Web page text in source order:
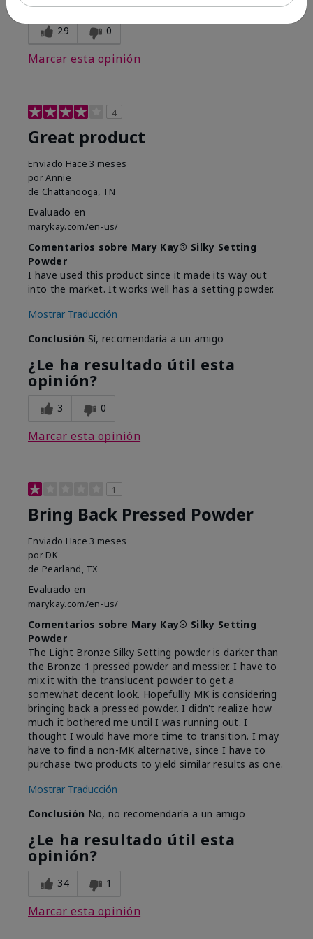
29 0
Marcar esta opinión
4
Great product
Enviado Hace 3 meses
porAnnie
de Chattanooga, TN
Evaluado en
marykay.com/en-us/
Comentarios sobre Mary Kay® Silky Setting
Powder
I have used this product since it made its way out
into the market. It works well has a setting powder.
Mostrar Traducción
Conclusión Sí, recomendaría a un amigo
¿Le ha resultado útil esta
opinión?
3 0
Marcar esta opinión
1
Bring Back Pressed Powder
Enviado Hace 3 meses
por DK
de Pearland, TX
Evaluado en
marykay.com/en-us/
Comentarios sobre Mary Kay® Silky Setting
Powder
The Light Bronze Silky Setting powder is darker than
the Bronze 1 pressed powder and messier. I have to
mix it with the translucent powder to get a
somewhat decent look. Hopefullly MK is considering
bringing back a pressed powder. I didn't realize how
much it bothered me until I was running out. I
thought I would have more time to transition. I may
have to find a non-MK alternative, since I have to
purchase two products to yield similar results as one.
Mostrar Traducción
Conclusión No, no recomendaría a un amigo
¿Le ha resultado útil esta
opinión?
34 1
Marcar esta opinión